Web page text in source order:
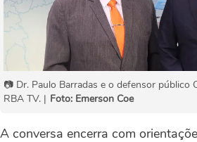
📷 Dr. Paulo Barradas e o defensor público
RBA TV. | Foto: Emerson Coe
A conversa encerra com